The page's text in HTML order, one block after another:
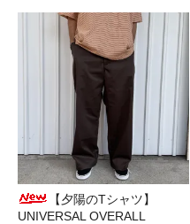
【夕陽のTシャツ】
UNIVERSAL OVERALL